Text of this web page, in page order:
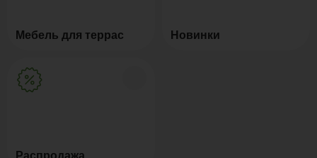
Мебель для террас Новинки
Распродажа